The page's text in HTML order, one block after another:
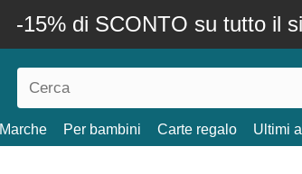
-15% di SCONTO su tutto il
Marche Per bambini Carte regalo Ultimi